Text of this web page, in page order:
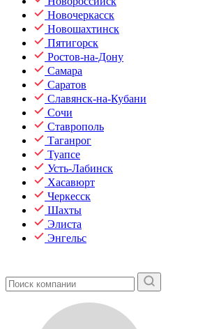
Новочеркасск
Новошахтинск
Пятигорск
Ростов-на-Дону
Самара
Саратов
Славянск-на-Кубани
Сочи
Ставрополь
Таганрог
Туапсе
Усть-Лабинск
Хасавюрт
Черкесск
Шахты
Элиста
Энгельс